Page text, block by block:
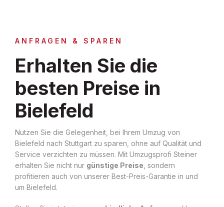
ANFRAGEN & SPAREN
Erhalten Sie die
besten Preise in
Bielefeld
Nutzen Sie die Gelegenheit, bei Ihrem Umzug von
Bielefeld nach Stuttgart zu sparen, ohne auf Qualität und
Service verzichten zu müssen. Mit Umzugsprofi Steiner
erhalten Sie nicht nur günstige Preise , sondern
profitieren auch von unserer Best-Preis-Garantie in und
um Bielefeld.